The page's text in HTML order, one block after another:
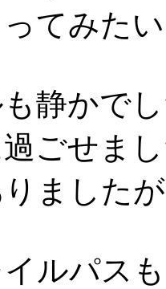
てみた
静かで
ごせま
ました
ルパス